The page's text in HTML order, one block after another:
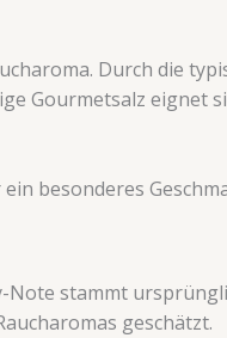
Durch die
Gourmetsalz eignet
besonderes
Note stammt
geschätzt.